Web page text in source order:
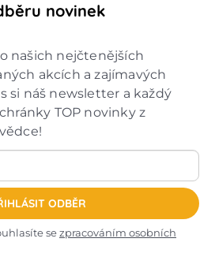
novinek
našich nejčtenějších
akcích a zajímavých
si náš newsletter a každý
TOP novinky z
ODBĚR
sezpracováním osobních